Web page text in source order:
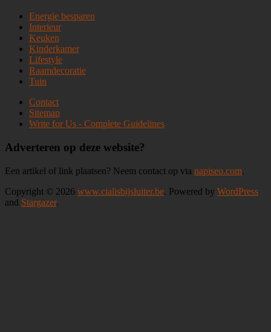
Energie besparen
Interieur
Keuken
Kinderkamer
Lifestyle
Raamdecoratie
Tuin
Contact
Sitemap
Write for Us - Complete Guidelines
Adverteren op deze website?
Een artikel of link plaatsen? Neem contact op via napiseo.com.
Copyright © 2026 www.cialisbijsluiter.be. Powered by WordPress
and Stargazer.